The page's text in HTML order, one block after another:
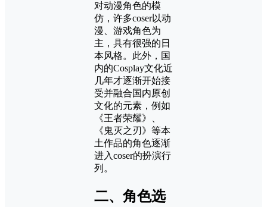
对动漫角色的模
仿，许多coser以动
漫、游戏角色为
主，具有很强的日
本风格。此外，国
内的Cosplay文化近
几年才逐渐开始接
受并融合国内原创
文化的元素，例如
《王者荣耀》、
《鬼灭之刃》等本
土作品的角色逐渐
进入coser的扮演行
列。
二、角色选